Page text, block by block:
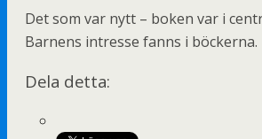
Det som var nytt – boken var i
Barnens intresse fanns i böckerna.
Dela detta: